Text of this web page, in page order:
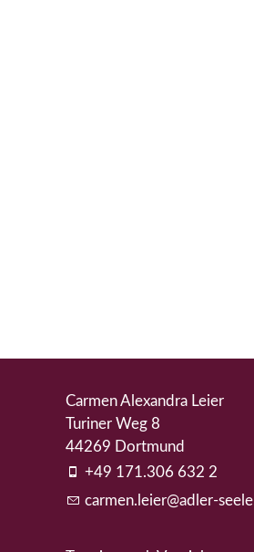
Carmen Alexandra Leier
Turiner Weg 8
44269 Dortmund
+49 171.306 632 2
c rm n r dl r-s